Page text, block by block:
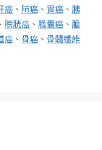
癌 、 肺癌 、 胃癌 、 胰
膀胱癌 、 膽囊癌 、 膽
癌 、 骨癌 、 骨髓纖維